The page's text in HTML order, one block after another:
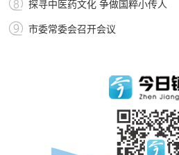
探寻中医药文化 争做国粹小传人
市委常委会召开会议